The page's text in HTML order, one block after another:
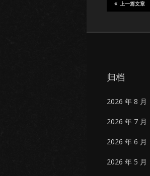
上一篇文章
归档
2026 年 8 月
2026 年 7 月
2026 年 6 月
2026 年 5 月